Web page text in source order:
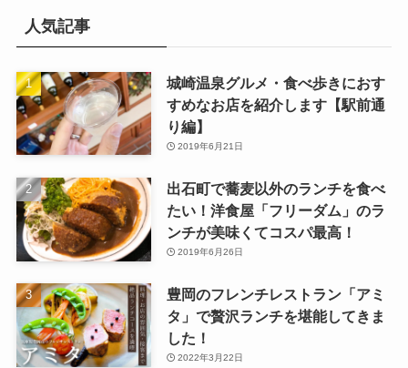
人気記事
城崎温泉グルメ・食べ歩きにおす
すめなお店を紹介します【駅前通
り編】
2019年6月21日
出石町で蕎麦以外のランチを食べ
たい！洋食屋「フリーダム」のラ
ンチが美味くてコスパ最高！
2019年6月26日
豊岡のフレンチレストラン「アミ
タ」で贅沢ランチを堪能してきま
した！
2022年3月22日